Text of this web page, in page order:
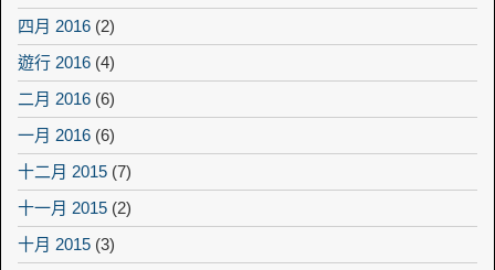
四月 2016 (2)
遊行 2016 (4)
二月 2016 (6)
一月 2016 (6)
十二月 2015 (7)
十一月 2015 (2)
十月 2015 (3)